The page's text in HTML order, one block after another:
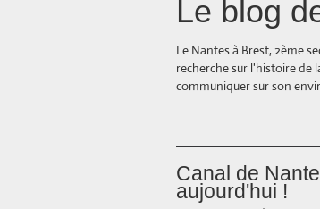
Le blog
Le Nantes à Brest, 2ème
recherche sur l'histoire de
communiquer sur son
Canal de
aujourd'hui !